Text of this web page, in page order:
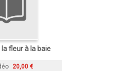
la fleur à la baie
20,00 €